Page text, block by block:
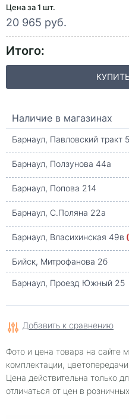
Цена за 1 шт.
20 965 руб.
Итого:
Наличие в магазинах
Барнаул, Павловский тракт
Барнаул, Ползунова 44а
Барнаул, Попова 214
Барнаул, С.Поляна 22а
Барнаул, Власихинская 49в
Бийск, Митрофанова 2б
Барнаул, Проезд Южный 25
Добавить к сравнению
Фото и цена товара на сайте
комплектации,
Цена действительна только
отличаться от цен в